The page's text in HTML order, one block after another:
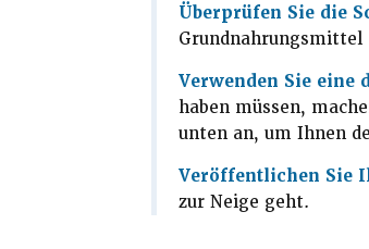
Überprüfen Sie die
Grundnahrungsmittel
Verwenden Sie eine
haben müssen,
unten an, um Ihnen
Veröffentlichen Sie
zur Neige geht.